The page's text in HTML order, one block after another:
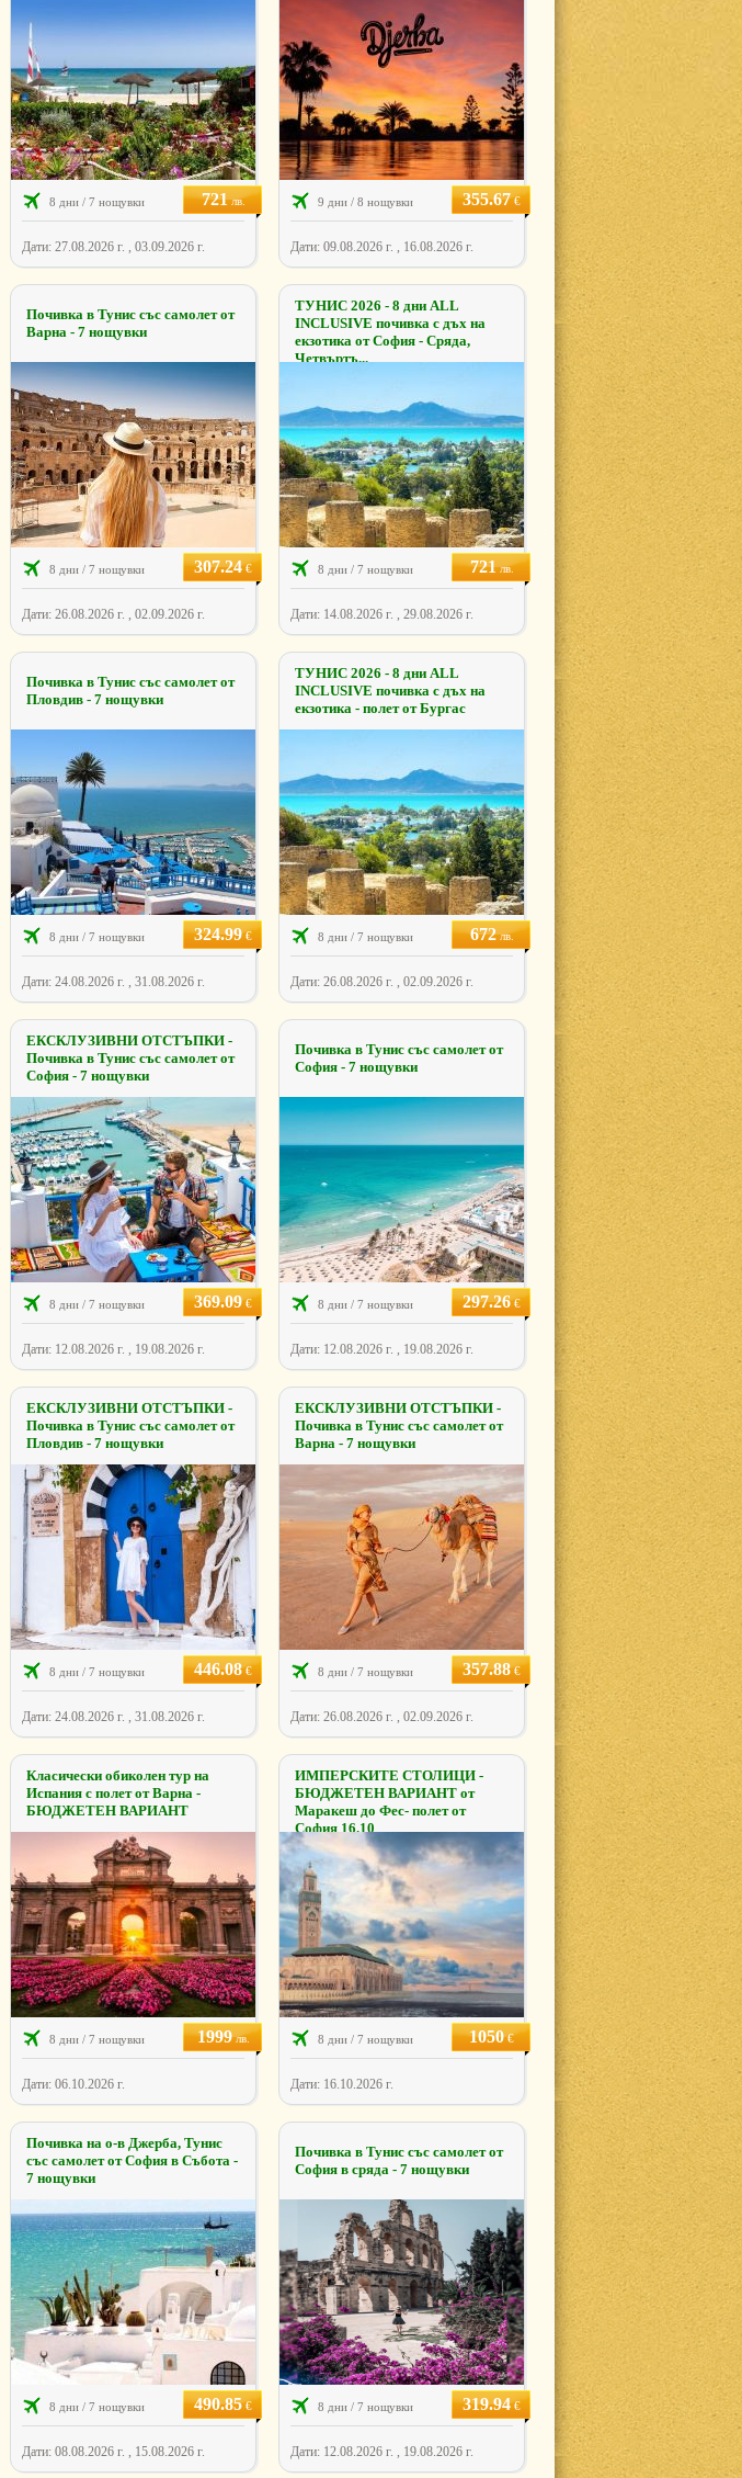
8 дни / 7 нощувки 721лв.
Дати: 27.08.2026 г. , 03.09.2026 г.
9 дни / 8 нощувки 355.67€
Дати: 09.08.2026 г. , 16.08.2026 г.
Почивка в Тунис със самолет от
Варна - 7 нощувки
8 дни / 7 нощувки 307.24€
Дати: 26.08.2026 г. , 02.09.2026 г.
ТУНИС 2026 - 8 дни ALL
INCLUSIVE почивка с дъх на
екзотика от София - Сряда,
Четвъртъ...
8 дни / 7 нощувки 721лв.
Дати: 14.08.2026 г. , 29.08.2026 г.
Почивка в Тунис със самолет от
Пловдив - 7 нощувки
8 дни / 7 нощувки 324.99€
Дати: 24.08.2026 г. , 31.08.2026 г.
ТУНИС 2026 - 8 дни ALL
INCLUSIVE почивка с дъх на
екзотика - полет от Бургас
8 дни / 7 нощувки 672лв.
Дати: 26.08.2026 г. , 02.09.2026 г.
ЕКСКЛУЗИВНИ ОТСТЪПКИ -
Почивка в Тунис със самолет от
София - 7 нощувки
8 дни / 7 нощувки 369.09€
Дати: 12.08.2026 г. , 19.08.2026 г.
Почивка в Тунис със самолет от
София - 7 нощувки
8 дни / 7 нощувки 297.26€
Дати: 12.08.2026 г. , 19.08.2026 г.
ЕКСКЛУЗИВНИ ОТСТЪПКИ -
Почивка в Тунис със самолет от
Пловдив - 7 нощувки
8 дни / 7 нощувки 446.08€
Дати: 24.08.2026 г. , 31.08.2026 г.
ЕКСКЛУЗИВНИ ОТСТЪПКИ -
Почивка в Тунис със самолет от
Варна - 7 нощувки
8 дни / 7 нощувки 357.88€
Дати: 26.08.2026 г. , 02.09.2026 г.
Класически обиколен тур на
Испания с полет от Варна -
БЮДЖЕТЕН ВАРИАНТ
8 дни / 7 нощувки 1999лв.
Дати: 06.10.2026 г.
ИМПЕРСКИТЕ СТОЛИЦИ -
БЮДЖЕТЕН ВАРИАНТ от
Маракеш до Фес- полет от
София 16.10
8 дни / 7 нощувки 1050€
Дати: 16.10.2026 г.
Почивка на о-в Джерба, Тунис
със самолет от София в Събота -
7 нощувки
8 дни / 7 нощувки 490.85€
Дати: 08.08.2026 г. , 15.08.2026 г.
Почивка в Тунис със самолет от
София в сряда - 7 нощувки
8 дни / 7 нощувки 319.94€
Дати: 12.08.2026 г. , 19.08.2026 г.